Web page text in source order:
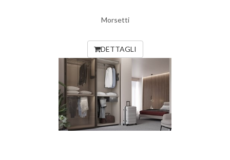
Morsetti
DETTAGLI